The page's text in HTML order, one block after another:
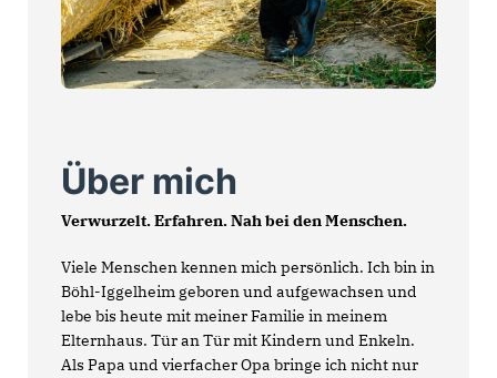
Über mich
Verwurzelt. Erfahren. Nah bei den Menschen.
Viele Menschen kennen mich persönlich. Ich bin in
Böhl-Iggelheim geboren und aufgewachsen und
lebe bis heute mit meiner Familie in meinem
Elternhaus. Tür an Tür mit Kindern und Enkeln.
Als Papa und vierfacher Opa bringe ich nicht nur